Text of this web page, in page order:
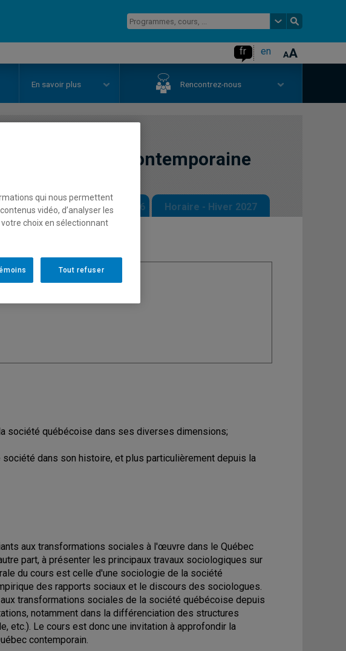
fr en
En savoir plus Rencontrez-nous
québécoise contemporaine
Horaire - Automne 2026 Horaire - Hiver 2027
société québécoise dans ses diverses dimensions;
dans son histoire, et plus particulièrement depuis la
aux transformations sociales à l'œuvre dans le Québec
part, à présenter les principaux travaux sociologiques sur
du cours est celle d'une sociologie de la société
des rapports sociaux et le discours des sociologues.
transformations sociales de la société québécoise depuis
notamment dans la différenciation des structures
etc.). Le cours est donc une invitation à approfondir la
contemporain.
qui nous permettent
vidéo, d’analyser les
choix en sélectionnant
Tout refuser